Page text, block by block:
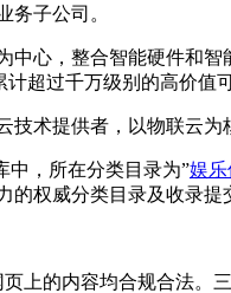
务子公司。
心，整合智能硬件和
超过千万级别的高价值
术提供者，以物联云为
中，所在分类目录为”娱乐
权威分类目录及收录提
上的内容均合规合法